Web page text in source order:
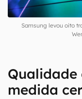
Samsung levou oito
Qualidade
medida